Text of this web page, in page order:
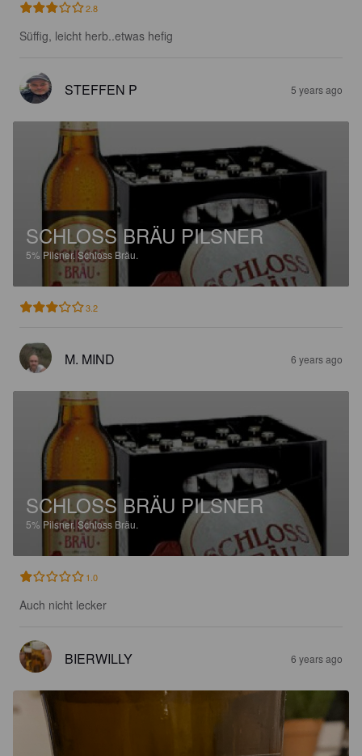
2.8
Süffig, leicht herb..etwas hefig
STEFFEN P 5 years ago
SCHLOSS BRÄU PILSNER
5% Pilsner.Schloss Bräu.
3.2
M. MIND 6 years ago
SCHLOSS BRÄU PILSNER
5% Pilsner.Schloss Bräu.
1.0
Auch nicht lecker
BIERWILLY 6 years ago